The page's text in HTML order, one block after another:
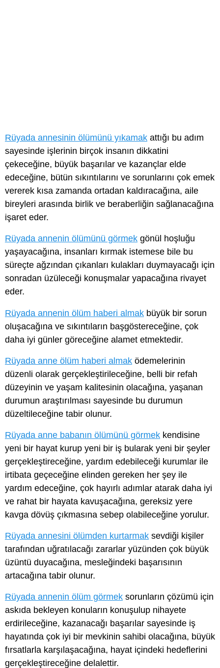
Rüyada annesinin ölümünü yıkamak attığı bu adım
sayesinde işlerinin birçok insanın dikkatini
çekeceğine, büyük başarılar ve kazançlar elde
edeceğine, bütün sıkıntılarını ve sorunlarını çok emek
vererek kısa zamanda ortadan kaldıracağına, aile
bireyleri arasında birlik ve beraberliğin sağlanacağına
işaret eder.
Rüyada annenin ölümünü görmek gönül hoşluğu
yaşayacağına, insanları kırmak istemese bile bu
süreçte ağzından çıkanları kulakları duymayacağı için
sonradan üzüleceği konuşmalar yapacağına rivayet
eder.
Rüyada annenin ölüm haberi almak büyük bir sorun
oluşacağına ve sıkıntıların başgöstereceğine, çok
daha iyi günler göreceğine alamet etmektedir.
Rüyada anne ölüm haberi almak ödemelerinin
düzenli olarak gerçekleştirileceğine, belli bir refah
düzeyinin ve yaşam kalitesinin olacağına, yaşanan
durumun araştırılması sayesinde bu durumun
düzeltileceğine tabir olunur.
Rüyada anne babanın ölümünü görmek kendisine
yeni bir hayat kurup yeni bir iş bularak yeni bir şeyler
gerçekleştireceğine, yardım edebileceği kurumlar ile
irtibata geçeceğine elinden gereken her şey ile
yardım edeceğine, çok hayırlı adımlar atarak daha iyi
ve rahat bir hayata kavuşacağına, gereksiz yere
kavga dövüş çıkmasına sebep olabileceğine yorulur.
Rüyada annesini ölümden kurtarmak sevdiği kişiler
tarafından uğratılacağı zararlar yüzünden çok büyük
üzüntü duyacağına, mesleğindeki başarısının
artacağına tabir olunur.
Rüyada annenin ölüm görmek sorunların çözümü için
askıda bekleyen konuların konuşulup nihayete
erdirileceğine, kazanacağı başarılar sayesinde iş
hayatında çok iyi bir mevkinin sahibi olacağına, büyük
fırsatlarla karşılaşacağına, hayat içindeki hedeflerini
gerçekleştireceğine delalettir.